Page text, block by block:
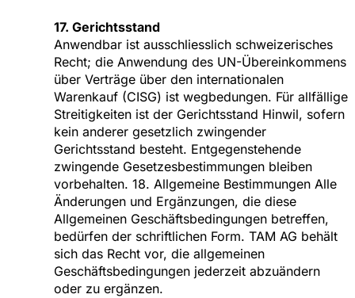
17. Gerichtsstand
Anwendbar ist ausschliesslich schweizerisches
Recht; die Anwendung des UN-Übereinkommens
über Verträge über den internationalen
Warenkauf (CISG) ist wegbedungen. Für allfällige
Streitigkeiten ist der Gerichtsstand Hinwil, sofern
kein anderer gesetzlich zwingender
Gerichtsstand besteht. Entgegenstehende
zwingende Gesetzesbestimmungen bleiben
vorbehalten. 18. Allgemeine Bestimmungen Alle
Änderungen und Ergänzungen, die diese
Allgemeinen Geschäftsbedingungen betreffen,
bedürfen der schriftlichen Form. TAM AG behält
sich das Recht vor, die allgemeinen
Geschäftsbedingungen jederzeit abzuändern
oder zu ergänzen.